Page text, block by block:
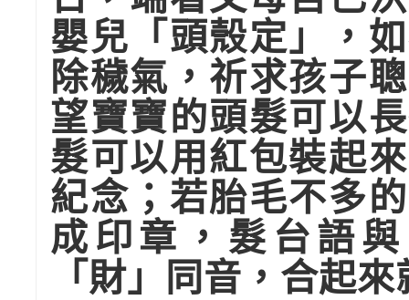
嬰兒「頭殼定」，
除穢氣，祈求孩子
望寶寶的頭髮可以
髮可以用紅包裝起
紀念；若胎毛不多
成印章，髮台語
「財」同音，合起